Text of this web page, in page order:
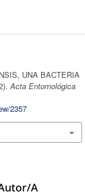
UNA BACTERIA
Acta Entomológica
2357
a